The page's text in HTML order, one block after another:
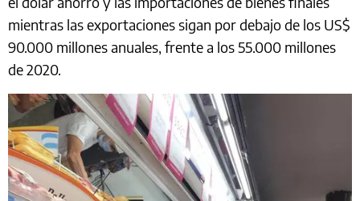
mientras las exportaciones sigan por debajo de los US$
90.000 millones anuales, frente a los 55.000 millones
de 2020.